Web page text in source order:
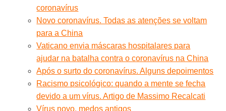
coronavírus
Novo coronavírus. Todas as atenções se voltam
para a China
Vaticano envia máscaras hospitalares para
ajudar na batalha contra o coronavírus na China
Após o surto do coronavírus. Alguns depoimentos
Racismo psicológico: quando a mente se fecha
devido a um vírus. Artigo de Massimo Recalcati
Vírus novo, medos antigos